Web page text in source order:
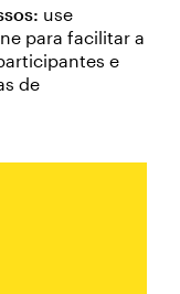
use
para facilitar a
e
de